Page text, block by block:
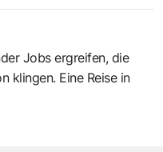
Jobs ergreifen, die
klingen. Eine Reise in